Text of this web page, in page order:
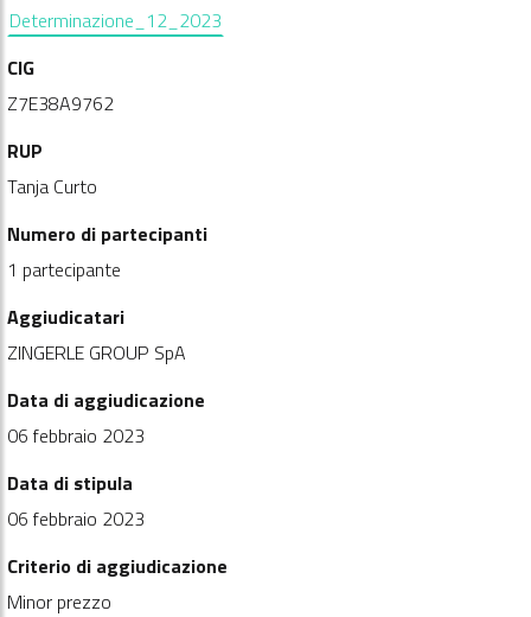
Determinazione_12_2023
CIG
Z7E38A9762
RUP
Tanja Curto
Numero di partecipanti
1 partecipante
Aggiudicatari
ZINGERLE GROUP SpA
Data di aggiudicazione
06 febbraio 2023
Data di stipula
06 febbraio 2023
Criterio di aggiudicazione
Minor prezzo